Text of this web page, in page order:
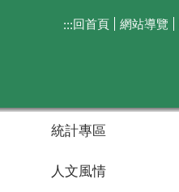
:::回首頁 網站導覽
統計專區
人文風情